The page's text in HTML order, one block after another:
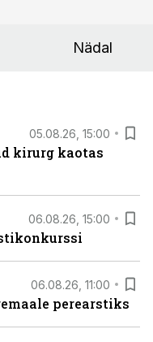
Nädal
05.08.26, 15:00
kirurg kaotas
06.08.26, 15:00
06.08.26, 11:00
perearstiks